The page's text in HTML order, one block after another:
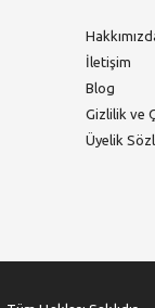
İletişim
Blog
Gizlilik ve
Üyelik